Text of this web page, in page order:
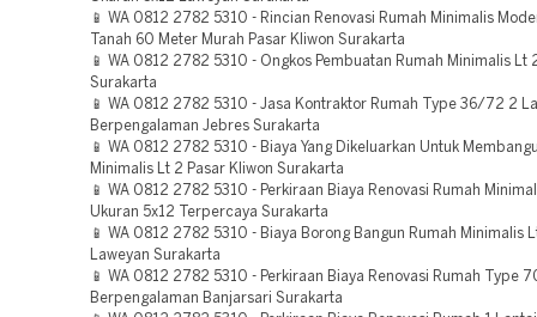
📱 WA 0812 2782 5310 - Rincian Renovasi Rumah Minimalis
Tanah 60 Meter Murah Pasar Kliwon Surakarta
📱 WA 0812 2782 5310 - Ongkos Pembuatan Rumah Minimalis Lt
Surakarta
📱 WA 0812 2782 5310 - Jasa Kontraktor Rumah Type 36/72 2
Berpengalaman Jebres Surakarta
📱 WA 0812 2782 5310 - Biaya Yang Dikeluarkan Untuk
Minimalis Lt 2 Pasar Kliwon Surakarta
📱 WA 0812 2782 5310 - Perkiraan Biaya Renovasi Rumah
Ukuran 5x12 Terpercaya Surakarta
📱 WA 0812 2782 5310 - Biaya Borong Bangun Rumah Minimalis
Laweyan Surakarta
📱 WA 0812 2782 5310 - Perkiraan Biaya Renovasi Rumah Type
Berpengalaman Banjarsari Surakarta